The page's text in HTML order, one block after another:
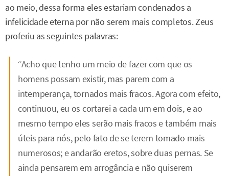
ao meio, dessa forma eles estariam condenados a
infelicidade eterna por não serem mais completos. Zeus
proferiu as seguintes palavras:
“Acho que tenho um meio de fazer com que os
homens possam existir, mas parem com a
intemperança, tornados mais fracos. Agora com efeito,
continuou, eu os cortarei a cada um em dois, e ao
mesmo tempo eles serão mais fracos e também mais
úteis para nós, pelo fato de se terem tomado mais
numerosos; e andarão eretos, sobre duas pernas. Se
ainda pensarem em arrogância e não quiserem